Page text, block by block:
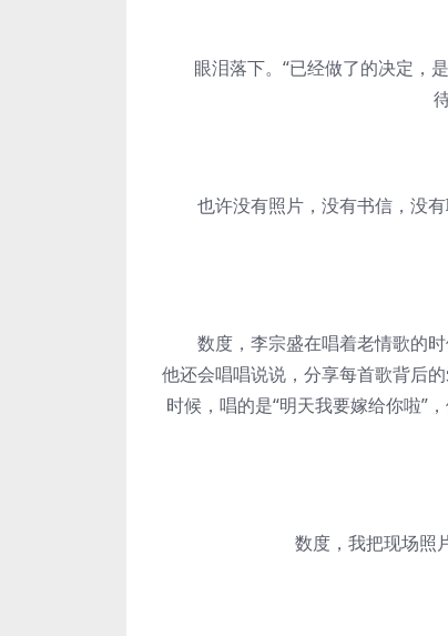
眼泪落下。“已经做了的决定，是
也许没有照片，没有书信，没有
数度，李宗盛在唱着老情歌的时
他还会唱唱说说，分享每首歌背后
时候，唱的是“明天我要嫁给你啦”
数度，我把现场照片